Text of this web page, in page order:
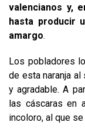
valencianos y,
hasta producir
amargo.
Los pobladores
de esta naranja
y agradable. A
las cáscaras en
incoloro, al que